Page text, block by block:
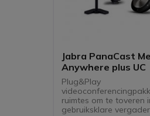
Jabra PanaCast
Anywhere plus UC
Plug&Play
ruimtes om te toveren
gebruiksklare